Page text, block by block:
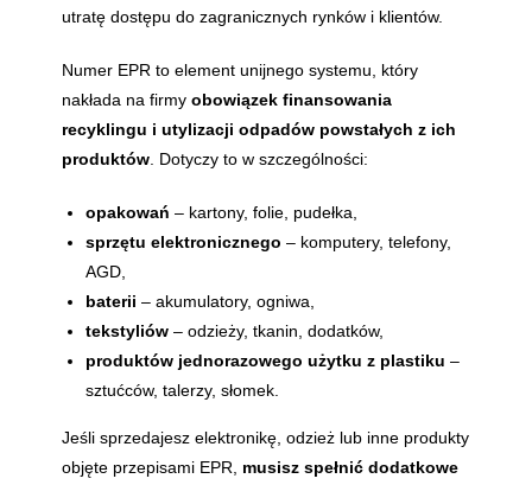
utratę dostępu do zagranicznych rynków i klientów.
Numer EPR to element unijnego systemu, który
nakłada na firmyobowiązek finansowania
recyklingu i utylizacji odpadów powstałych z ich
produktów . Dotyczy to w szczególności:
opakowań – kartony, folie, pudełka,
sprzętu elektronicznego – komputery, telefony,
AGD,
baterii – akumulatory, ogniwa,
tekstyliów – odzieży, tkanin, dodatków,
produktów jednorazowego użytku z plastiku –
sztućców, talerzy, słomek.
Jeśli sprzedajesz elektronikę, odzież lub inne produkty
objęte przepisami EPR, musisz spełnić dodatkowe